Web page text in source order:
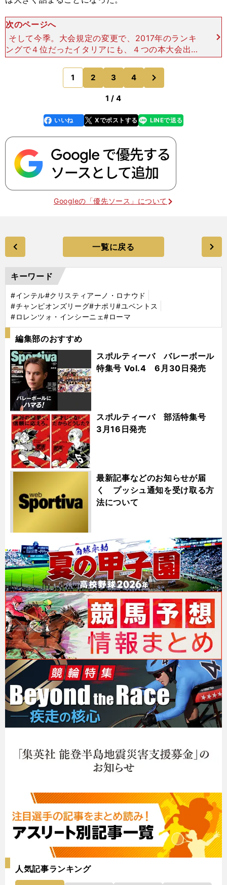
次のページへ
そして今季。大会規定の変更で、2017年のランキ
ングで４位だったイタリアにも、４つの本大会出場
枠が与えられることになった。 ちなみに、イタリ
ア勢がCL本大会に４チームを送り出すのは、2009
－10シー
1 2 3 4
のページへ
1 / 4
faceboo
k
いいね Xでポストする
line LINEで送る
Googleの「優先ソース」について
一覧に戻る
キーワード
#インテル#クリスティアーノ・ロナウド
#チャンピオンズリーグ#ナポリ#ユベントス
#ロレンツォ・インシーニェ#ローマ
編集部のおすすめ
スポルティーバ バレーボール
特集号 Vol.4 6月30日発売
スポルティーバ 部活特集号
3月16日発売
最新記事などのお知らせが届
く プッシュ通知を受け取る方
法について
人気記事ランキング